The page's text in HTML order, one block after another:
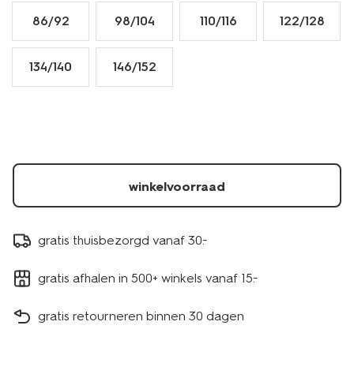
86/92 98/104 110/116 122/128
134/140 146/152
winkelvoorraad
gratis thuisbezorgd vanaf 30.-
gratis afhalen in 500+ winkels vanaf 15.-
gratis retourneren binnen 30 dagen